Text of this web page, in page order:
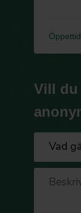
Vill du